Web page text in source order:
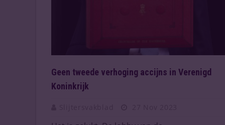
Geen tweede verhoging accijns in Verenigd
Koninkrijk